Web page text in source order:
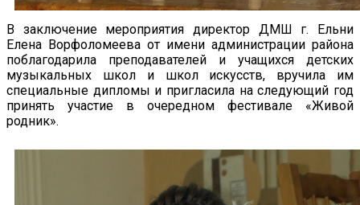
В заключение мероприятия директор ДМШ г. Ельни
Елена Ворфоломеева от имени администрации района
поблагодарила преподавателей и учащихся детских
музыкальных школ и школ искусств, вручила им
специальные дипломы и пригласила на следующий год
принять участие в очередном фестивале «Живой
родник».